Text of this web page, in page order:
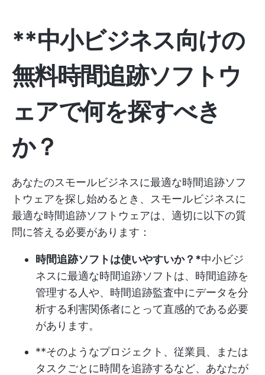
**中小ビジネス向けの
無料時間追跡ソフトウ
ェアで何を探すべき
か？
あなたのスモールビジネスに最適な時間追跡ソフ
トウェアを探し始めるとき、スモールビジネスに
最適な時間追跡ソフトウェアは、適切に以下の質
問に答える必要があります：
時間追跡ソフトは使いやすいか？*中小ビジ
ネスに最適な時間追跡ソフトは、時間追跡を
管理する人や、時間追跡監査中にデータを分
析する利害関係者にとって直感的である必要
があります。
**そのようなプロジェクト、従業員、または
タスクごとに時間を追跡するなど、あなたが